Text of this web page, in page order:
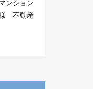
ンション
不動産